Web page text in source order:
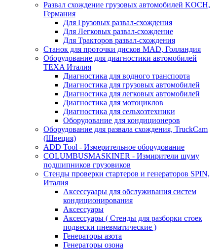
Развал схождение грузовых автомобилей KOCH,
Германия
Для Грузовых развал-схождения
Для Легковых развал-схождение
Для Тракторов развал-схождения
Станок для проточки дисков MAD, Голландия
Оборудование для диагностики автомобилей
TEXA Италия
Диагностика для водного транспорта
Диагностика для грузовых автомобилей
Диагностика для легковых автомобилей
Диагностика для мотоциклов
Диагностика для сельхозтехники
Оборудование для кондиционеров
Оборудование для развала схождения, TruckCam
(Швеция)
ADD Tool - Измерительное оборудование
COLUMBUSMASKINER - Измирители шуму
подшипников грузовиков
Стенды проверки стартеров и генераторов SPIN,
Италия
Аксессуаары для обслуживания систем
кондиционирования
Аксессуары
Аксессуары ( Стенды для разборки стоек
подвески пневматические )
Генераторы азота
Генераторы озона